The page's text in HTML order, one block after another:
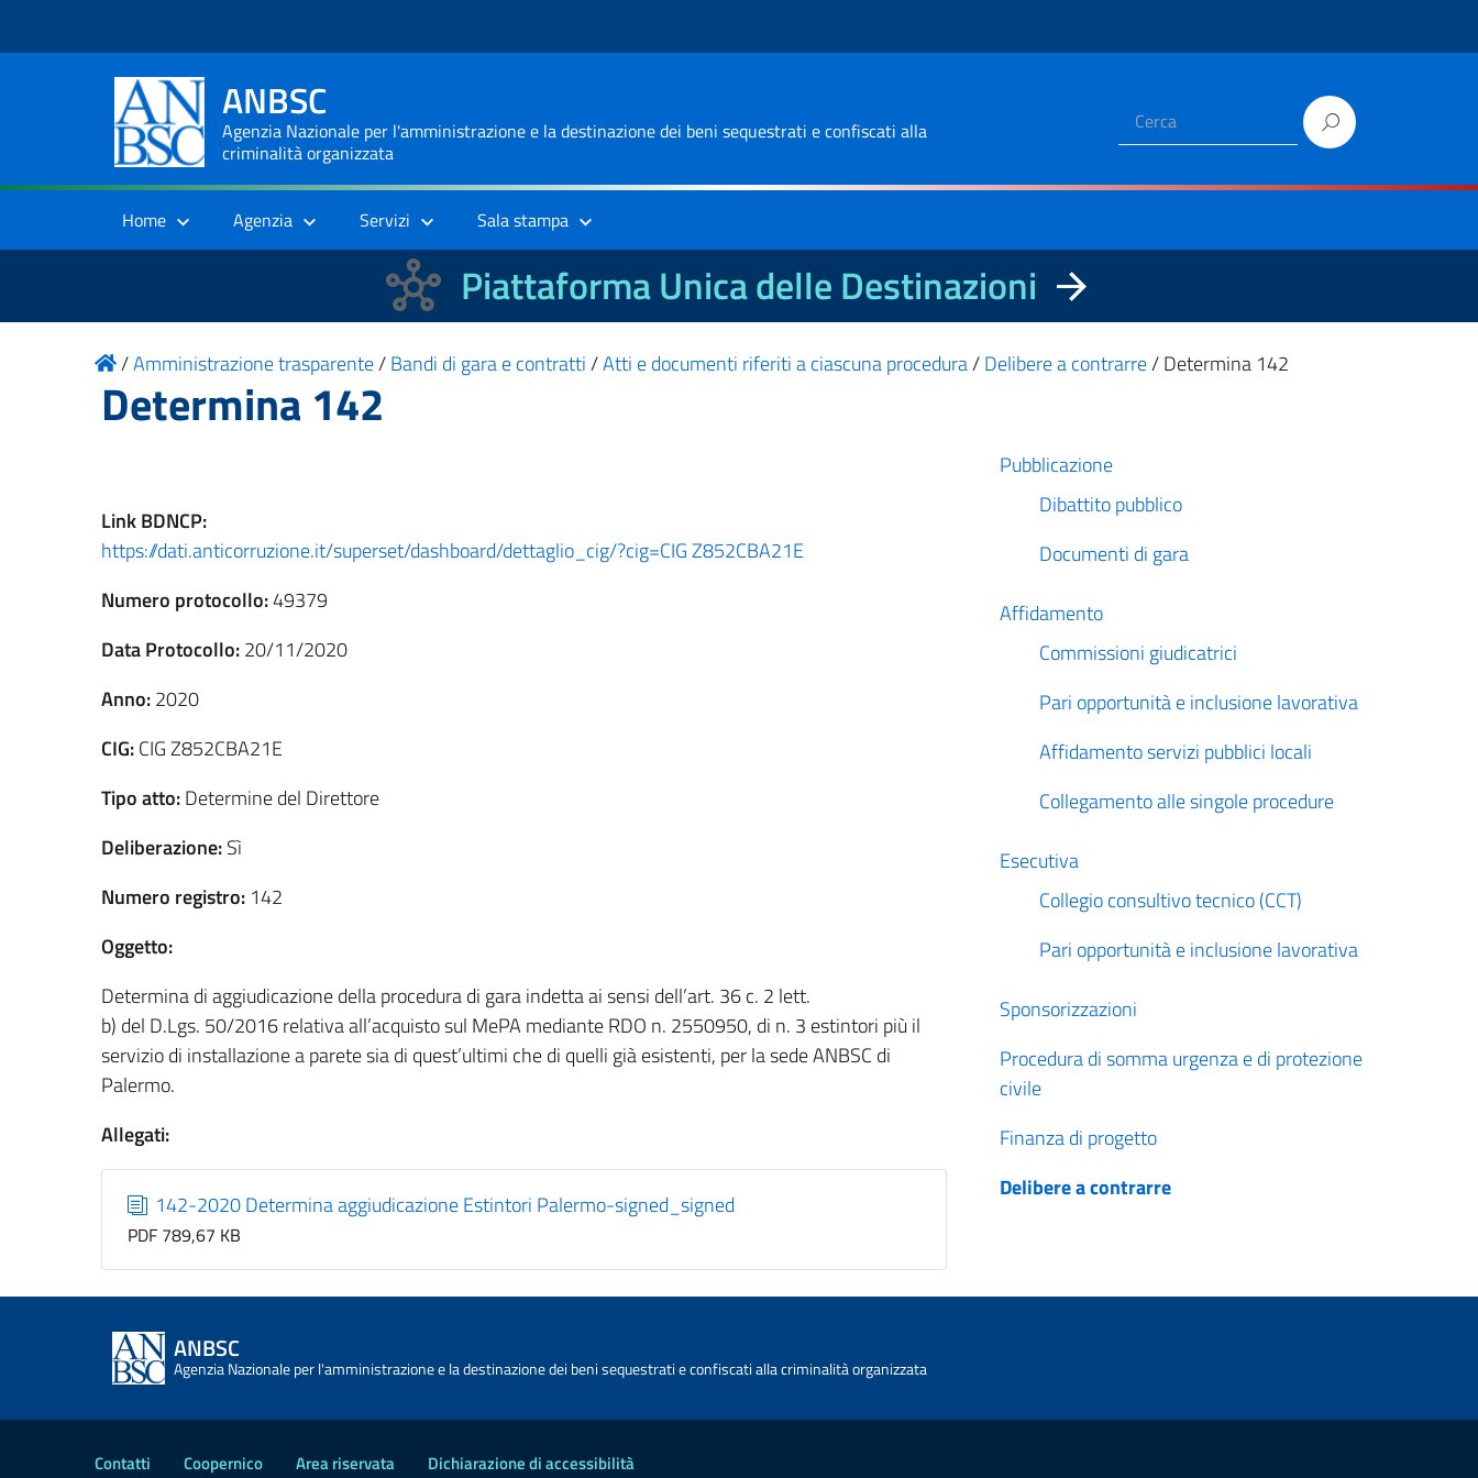
ANBSC
Agenzia Nazionale per l'amministrazione e la destinazione dei beni sequestrati e confiscati alla
criminalità organizzata
Home Agenzia Servizi Sala stampa
Piattaforma Unica delle Destinazioni
/Amministrazione trasparente/Bandi di gara e contratti/Atti e documenti riferiti a ciascuna procedura/Delibere a contrarre/Determina 142
Determina 142
LinkBDNCP:
https://dati.anticorruzione.it/superset/dashboard/dettaglio_cig/?cig=CIG Z852CBA21E
Numero protocollo:49379
Data Protocollo:20/11/2020
Anno:2020
CIG:CIG Z852CBA21E
Tipo atto:Determine del Direttore
Deliberazione:Sì
Numero registro: 142
Oggetto:
Determina di aggiudicazione della procedura di gara indetta ai sensi dell’art. 36 c. 2 lett.
b) del D.Lgs. 50/2016 relativa all’acquisto sul MePA mediante RDO n. 2550950, di n. 3 estintori più il
servizio di installazione a parete sia di quest’ultimi che di quelli già esistenti, per la sede ANBSC di
Palermo.
Allegati:
142-2020 Determina aggiudicazione Estintori Palermo-signed_signed
PDF 789,67 KB
Pubblicazione
Dibattito pubblico
Documenti di gara
Affidamento
Commissioni giudicatrici
Pari opportunità e inclusione lavorativa
Affidamento servizi pubblici locali
Collegamento alle singole procedure
Esecutiva
Collegio consultivo tecnico (CCT)
Pari opportunità e inclusione lavorativa
Sponsorizzazioni
Procedura di somma urgenza e di protezione
civile
Finanza di progetto
Delibere a contrarre
ANBSC
Agenzia Nazionale per l'amministrazione e la destinazione dei beni sequestrati e confiscati alla criminalità organizzata
Contatti Coopernico Area riservata Dichiarazione di accessibilità